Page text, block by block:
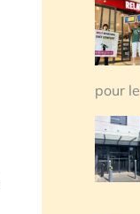
pour le